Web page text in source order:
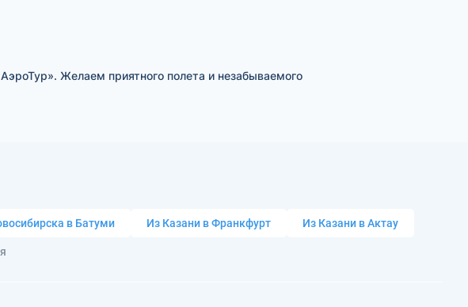
Желаем приятного полета и незабываемого
в Батуми Из Казани в Франкфурт Из Казани в Актау